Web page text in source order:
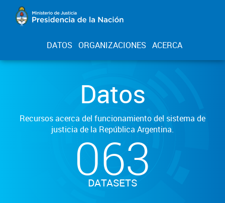
DATOS ORGANIZACIONES ACERCA
Datos
Recursos acerca del funcionamiento del sistema de
justicia de la República Argentina.
063
DATASETS